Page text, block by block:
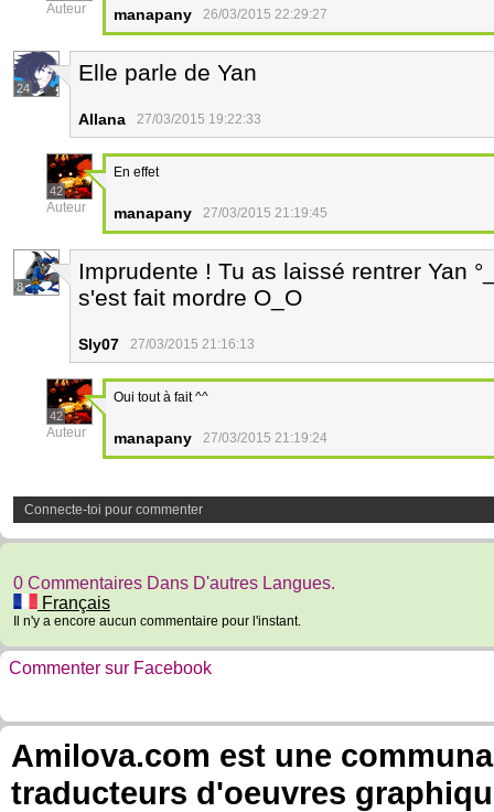
Auteur manapany 26/03/2015 22:29:27
24
Elle parle de Yan
Allana 27/03/2015 19:22:33
42
Auteur
En effet
manapany 27/03/2015 21:19:45
8
Imprudente ! Tu as laissé rentrer Yan
s'est fait mordre O_O
Sly07 27/03/2015 21:16:13
42
Auteur
Oui tout à fait ^^
manapany 27/03/2015 21:19:24
Connecte-toi pour commenter
0 Commentaires Dans D'autres Langues.
Français
Il n'y a encore aucun commentaire pour l'instant.
Commenter sur Facebook
Amilova.com est une
traducteurs d'oeuvres